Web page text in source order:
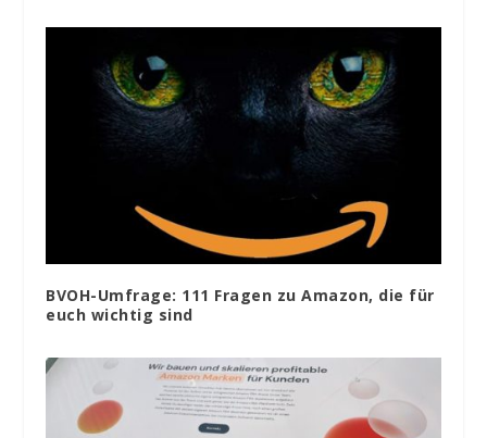
BVOH-Umfrage: 111 Fragen zu Amazon, die für
euch wichtig sind